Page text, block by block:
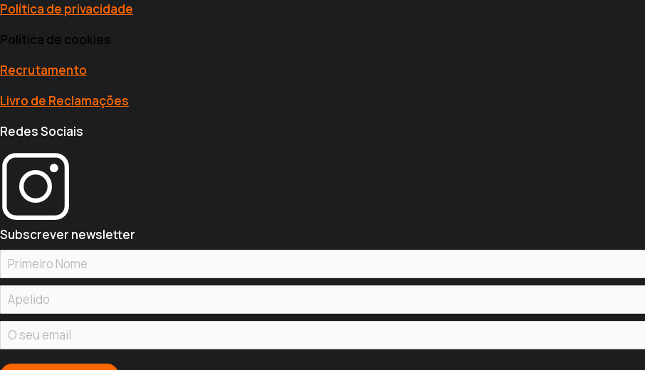
Política de privacidade
Política de cookies
Recrutamento
Livro de Reclamações
Redes Sociais
Subscrever newsletter